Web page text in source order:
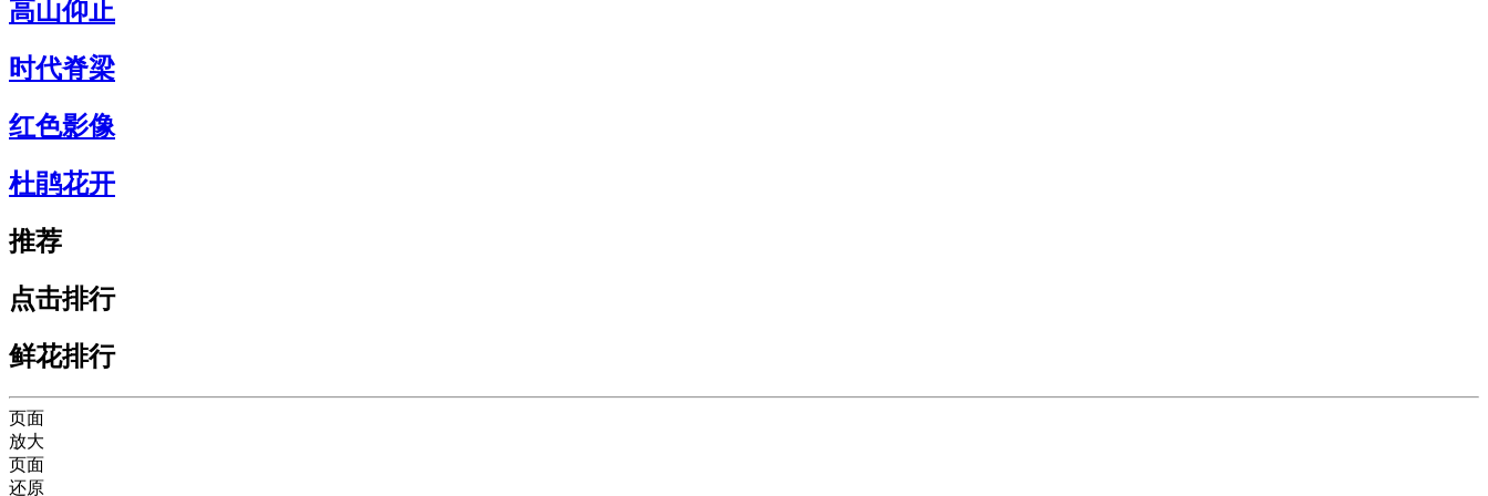
高山仰止
时代脊梁
红色影像
杜鹃花开
推荐
点击排行
鲜花排行
页面
放大
页面
还原